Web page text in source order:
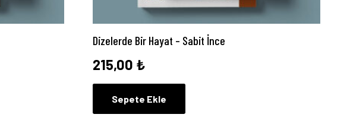
Dizelerde Bir Hayat – Sabit İnce
215,00 ₺
Sepete Ekle